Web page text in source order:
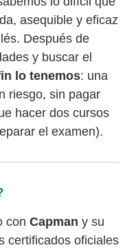
asequible y eficaz
Después de
y buscar el
lo tenemos: una
riesgo, sin pagar
hacer dos cursos
el examen).
con Capman y su
certificados oficiales